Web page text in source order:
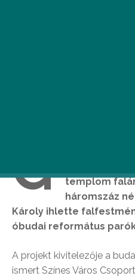
G
templom
háromszáz
Károly ihlette
óbudai református
A projekt kivitelezője a
ismert Színes Város